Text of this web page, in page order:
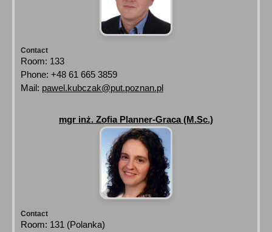
Contact
Room: 133
Phone: +48 61 665 3859
Mail: pawel.kubczak@put.poznan.pl
mgr inż. Zofia Planner-Graca (M.Sc.)
Contact
Room: 131 (Polanka)